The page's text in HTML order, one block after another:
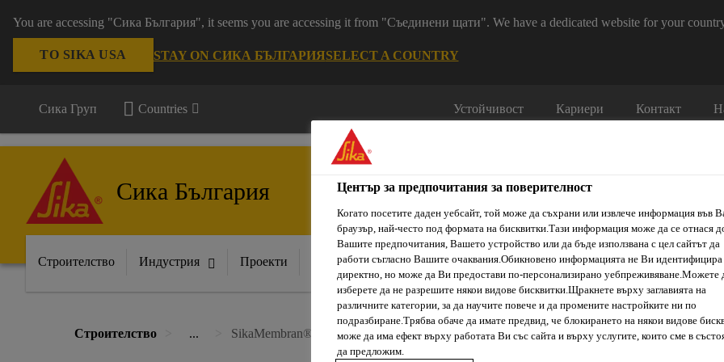
You are accessing "Сика България", it seems you are accessing it from "Съединени щати". We have a dedicated website for your
TO SIKA USA STAY ON СИКА БЪЛГАРИЯSELECT A COUNTRY
Сика Груп Countries Устойчивост Кариери Контакт
Сика България
Строителство Индустрия Проекти Документи & Ресурси Услуги и Обучения За нас Сика Каталог
Строителство ... SikaMembran® Window Outside
Център за предпочитания за поверителност
Когато посетите даден уебсайт, той може да съхрани или извлече информация във
браузър, най-често под формата на бисквитки.Тази информация може да се отнася
Вашите предпочитания, Вашето устройство или да бъде използвана с цел сайтът да
работи съгласно Вашите очаквания.Обикновено информацията не Ви идентифицира
директно, но може да Ви предостави по-персонализирано уебпреживяване.Можете
изберете да не разрешите някои видове бисквитки.Щракнете върху заглавията на
различните категории, за да научите повече и да промените настройките ни по
подразбиране.Трябва обаче да имате предвид, че блокирането на някои видове
може да има ефект върху работата Ви със сайта и върху услугите, които сме в
да предложим.